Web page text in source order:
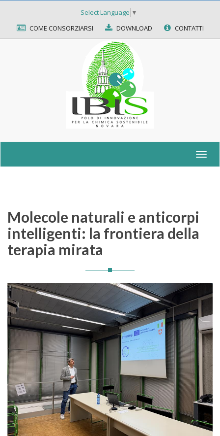
Select Language ▼
COME CONSORZIARSI
DOWNLOAD CONTATTI
Molecole naturali e anticorpi
intelligenti: la frontiera della
terapia mirata